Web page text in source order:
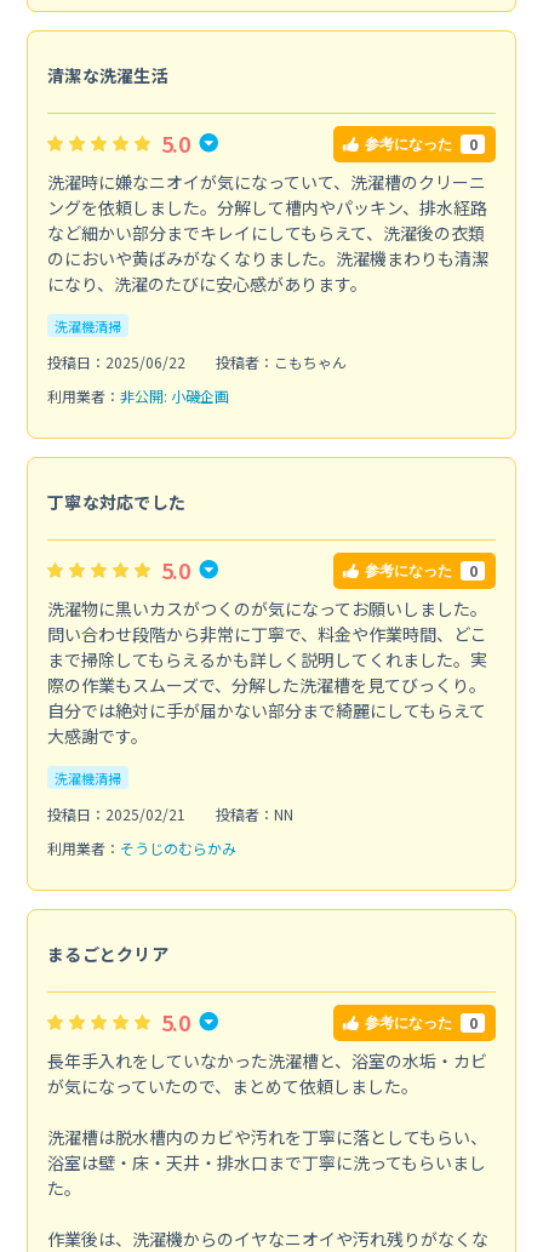
清潔な洗濯生活
5.0 参考になった 0
洗濯時に嫌なニオイが気になっていて、洗濯槽のクリーニ
ングを依頼しました。分解して槽内やパッキン、排水経路
など細かい部分までキレイにしてもらえて、洗濯後の衣類
のにおいや黄ばみがなくなりました。洗濯機まわりも清潔
になり、洗濯のたびに安心感があります。
洗濯機清掃
投稿日：2025/06/22
投稿者：こもちゃん
利用業者： 非公開: 小磯企画
丁寧な対応でした
5.0 参考になった 0
洗濯物に黒いカスがつくのが気になってお願いしました。
問い合わせ段階から非常に丁寧で、料金や作業時間、どこ
まで掃除してもらえるかも詳しく説明してくれました。実
際の作業もスムーズで、分解した洗濯槽を見てびっくり。
自分では絶対に手が届かない部分まで綺麗にしてもらえて
大感謝です。
洗濯機清掃
投稿日：2025/02/21
投稿者：NN
利用業者： そうじのむらかみ
まるごとクリア
5.0 参考になった 0
長年手入れをしていなかった洗濯槽と、浴室の水垢・カビ
が気になっていたので、まとめて依頼しました。
洗濯槽は脱水槽内のカビや汚れを丁寧に落としてもらい、
浴室は壁・床・天井・排水口まで丁寧に洗ってもらいまし
た。
作業後は、洗濯機からのイヤなニオイや汚れ残りがなくな